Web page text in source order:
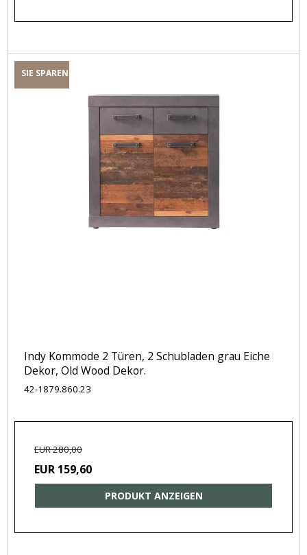
SIE SPAREN
Indy Kommode 2 Türen, 2 Schubladen grau Eiche
Dekor, Old Wood Dekor.
42-1879.860.23
EUR 280,00
EUR 159,60
PRODUKT ANZEIGEN